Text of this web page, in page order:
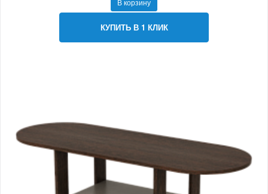
В корзину
КУПИТЬ В 1 КЛИК